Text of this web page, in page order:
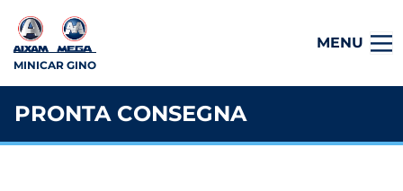
MINICAR GINO
MENU
PRONTA CONSEGNA